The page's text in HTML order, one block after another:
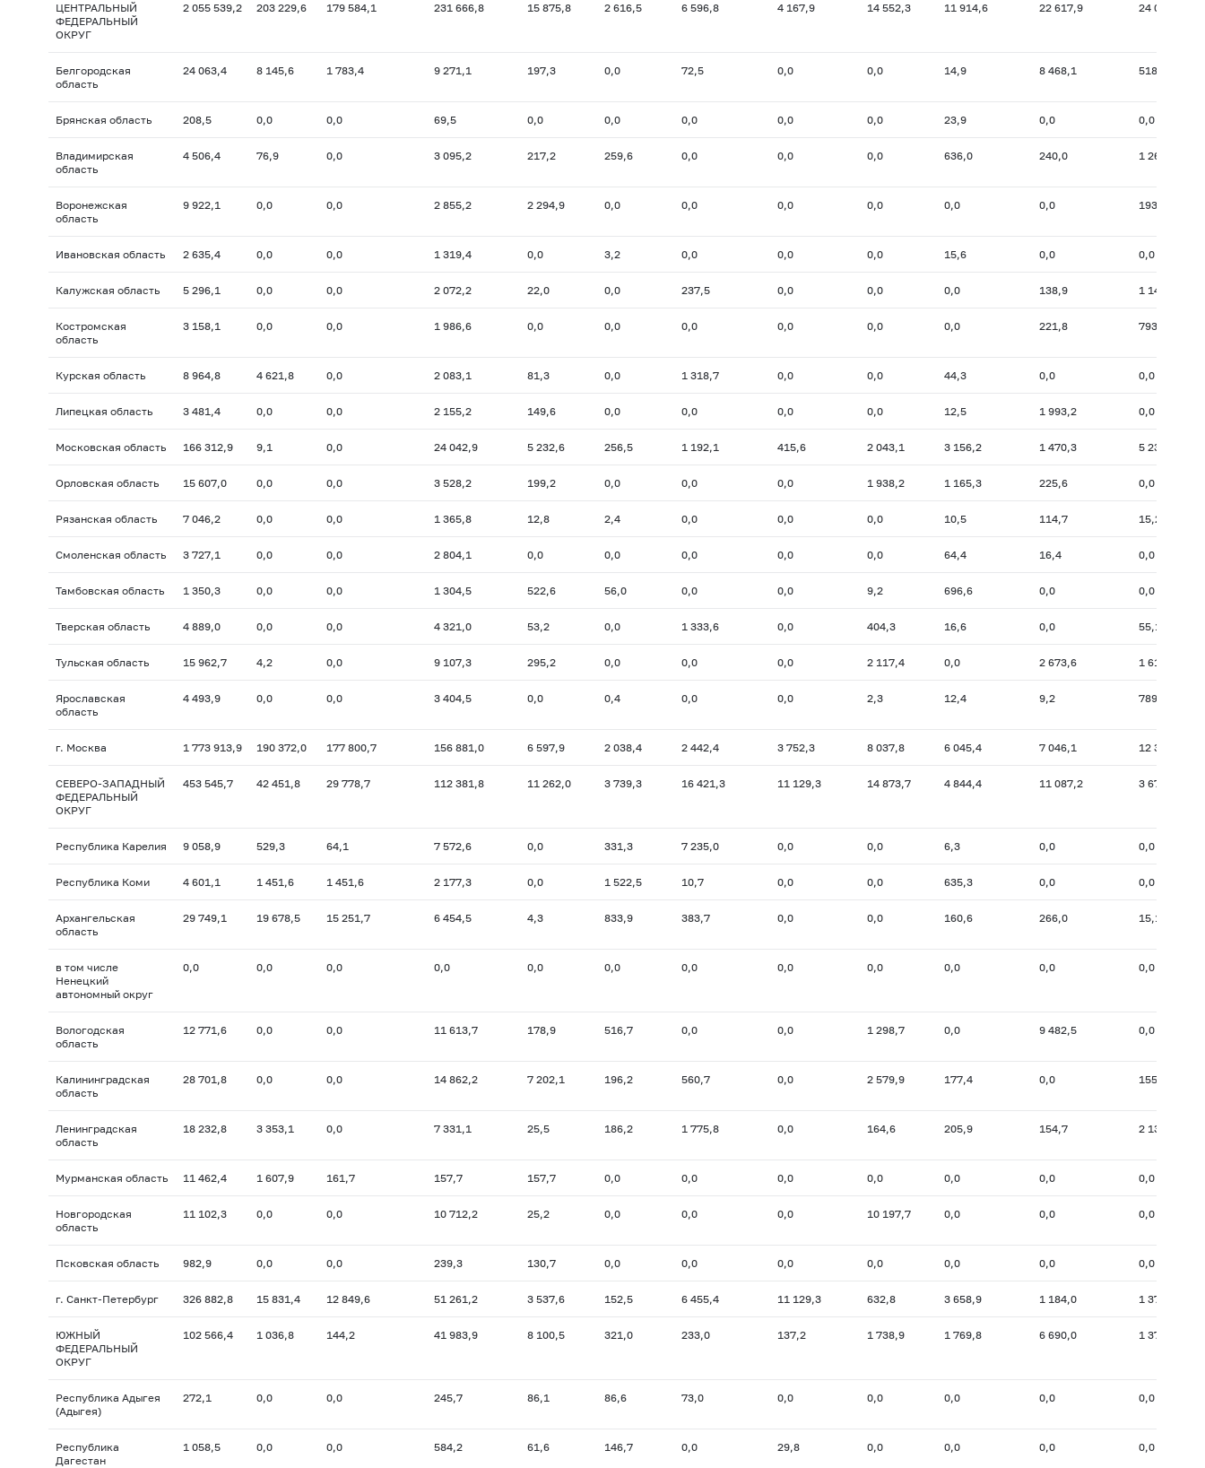
ЦЕНТРАЛЬНЫЙ
ФЕДЕРАЛЬНЫЙ
ОКРУГ
2 055 539,2 203 229,6 179 584,1 231 666,8 15 875,8 2 616,5 6 596,8 4 167,9 14 552,3 11 914,6 22 617,9 24 026,1
Белгородская
область
24 063,4 8 145,6 1 783,4 9 271,1 197,3 0,0 72,5 0,0 0,0 14,9 8 468,1 518,3
Брянская область 208,5 0,0 0,0 69,5 0,0 0,0 0,0 0,0 0,0 23,9 0,0 0,0
Владимирская
область
4 506,4 76,9 0,0 3 095,2 217,2 259,6 0,0 0,0 0,0 636,0 240,0 1 266,1
Воронежская
область
9 922,1 0,0 0,0 2 855,2 2 294,9 0,0 0,0 0,0 0,0 0,0 0,0 193,4
Ивановская область 2 635,4 0,0 0,0 1 319,4 0,0 3,2 0,0 0,0 0,0 15,6 0,0 0,0
Калужская область 5 296,1 0,0 0,0 2 072,2 22,0 0,0 237,5 0,0 0,0 0,0 138,9 1 149,1
Костромская
область
3 158,1 0,0 0,0 1 986,6 0,0 0,0 0,0 0,0 0,0 0,0 221,8 793,3
Курская область 8 964,8 4 621,8 0,0 2 083,1 81,3 0,0 1 318,7 0,0 0,0 44,3 0,0 0,0
Липецкая область 3 481,4 0,0 0,0 2 155,2 149,6 0,0 0,0 0,0 0,0 12,5 1 993,2 0,0
Московская область 166 312,9 9,1 0,0 24 042,9 5 232,6 256,5 1 192,1 415,6 2 043,1 3 156,2 1 470,3 5 238,0
Орловская область 15 607,0 0,0 0,0 3 528,2 199,2 0,0 0,0 0,0 1 938,2 1 165,3 225,6 0,0
Рязанская область 7 046,2 0,0 0,0 1 365,8 12,8 2,4 0,0 0,0 0,0 10,5 114,7 15,2
Смоленская область 3 727,1 0,0 0,0 2 804,1 0,0 0,0 0,0 0,0 0,0 64,4 16,4 0,0
Тамбовская область 1 350,3 0,0 0,0 1 304,5 522,6 56,0 0,0 0,0 9,2 696,6 0,0 0,0
Тверская область 4 889,0 0,0 0,0 4 321,0 53,2 0,0 1 333,6 0,0 404,3 16,6 0,0 55,1
Тульская область 15 962,7 4,2 0,0 9 107,3 295,2 0,0 0,0 0,0 2 117,4 0,0 2 673,6 1 618,0
Ярославская
область
4 493,9 0,0 0,0 3 404,5 0,0 0,4 0,0 0,0 2,3 12,4 9,2 789,8
г. Москва 1 773 913,9 190 372,0 177 800,7 156 881,0 6 597,9 2 038,4 2 442,4 3 752,3 8 037,8 6 045,4 7 046,1 12 389,8
СЕВЕРО-ЗАПАДНЫЙ
ФЕДЕРАЛЬНЫЙ
ОКРУГ
453 545,7 42 451,8 29 778,7 112 381,8 11 262,0 3 739,3 16 421,3 11 129,3 14 873,7 4 844,4 11 087,2 3 675,1
Республика Карелия 9 058,9 529,3 64,1 7 572,6 0,0 331,3 7 235,0 0,0 0,0 6,3 0,0 0,0
Республика Коми 4 601,1 1 451,6 1 451,6 2 177,3 0,0 1 522,5 10,7 0,0 0,0 635,3 0,0 0,0
Архангельская
область
29 749,1 19 678,5 15 251,7 6 454,5 4,3 833,9 383,7 0,0 0,0 160,6 266,0 15,1
в том числе
Ненецкий
автономный округ
0,0 0,0 0,0 0,0 0,0 0,0 0,0 0,0 0,0 0,0 0,0 0,0
Вологодская
область
12 771,6 0,0 0,0 11 613,7 178,9 516,7 0,0 0,0 1 298,7 0,0 9 482,5 0,0
Калининградская
область
28 701,8 0,0 0,0 14 862,2 7 202,1 196,2 560,7 0,0 2 579,9 177,4 0,0 155,3
Ленинградская
область
18 232,8 3 353,1 0,0 7 331,1 25,5 186,2 1 775,8 0,0 164,6 205,9 154,7 2 132,3
Мурманская область 11 462,4 1 607,9 161,7 157,7 157,7 0,0 0,0 0,0 0,0 0,0 0,0 0,0
Новгородская
область
11 102,3 0,0 0,0 10 712,2 25,2 0,0 0,0 0,0 10 197,7 0,0 0,0 0,0
Псковская область 982,9 0,0 0,0 239,3 130,7 0,0 0,0 0,0 0,0 0,0 0,0 0,0
г. Санкт-Петербург 326 882,8 15 831,4 12 849,6 51 261,2 3 537,6 152,5 6 455,4 11 129,3 632,8 3 658,9 1 184,0 1 372,4
ЮЖНЫЙ
ФЕДЕРАЛЬНЫЙ
ОКРУГ
102 566,4 1 036,8 144,2 41 983,9 8 100,5 321,0 233,0 137,2 1 738,9 1 769,8 6 690,0 1 372,8
Республика Адыгея
(Адыгея)
272,1 0,0 0,0 245,7 86,1 86,6 73,0 0,0 0,0 0,0 0,0 0,0
Республика
Дагестан
1 058,5 0,0 0,0 584,2 61,6 146,7 0,0 29,8 0,0 0,0 0,0 0,0